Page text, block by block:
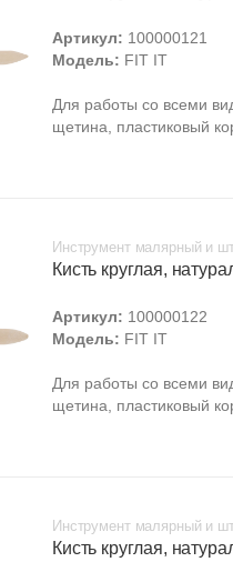
Артикул: 100000121
Модель: FIT IT
Для работы со всеми
щетина, пластиковый
Инструмент малярный и
Кисть круглая,
Артикул: 100000122
Модель: FIT IT
Для работы со всеми
щетина, пластиковый
Инструмент малярный и
Кисть круглая,